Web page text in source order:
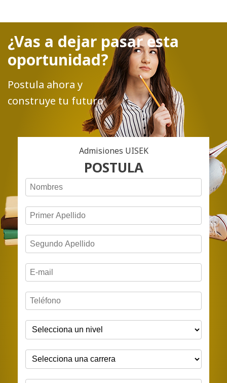
¿Vas a dejar pasar esta
oportunidad?
Postula ahora y
construye tu futuro
Admisiones UISEK
POSTULA